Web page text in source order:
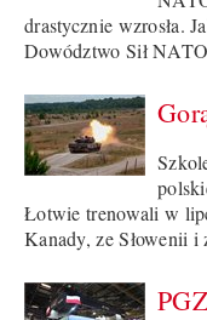
drastycznie wzrosła.
Dowództwo Sił
Łotwie trenowali w
Kanady, ze Słowenii i